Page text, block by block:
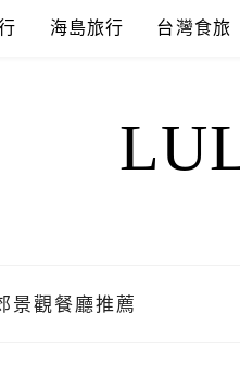
海島旅行 台灣食旅
景觀餐廳推薦